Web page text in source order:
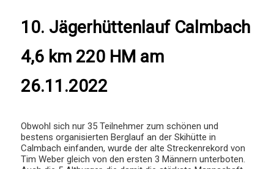
10. Jägerhüttenlauf Calmbach
4,6 km 220 HM am
26.11.2022
Obwohl sich nur 35 Teilnehmer zum schönen und
bestens organisierten Berglauf an der Skihütte in
Calmbach einfanden, wurde der alte Streckenrekord von
Tim Weber gleich von den ersten 3 Männern unterboten.